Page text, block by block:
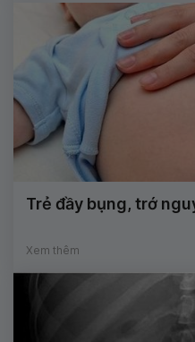
Trẻ đầy bụng, trớ
Xem thêm